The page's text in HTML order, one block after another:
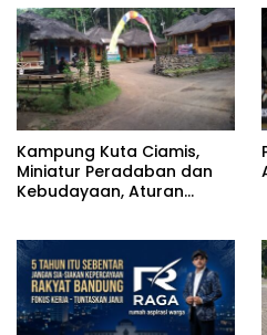
Kampung Kuta Ciamis,
Miniatur Peradaban dan
Kebudayaan, Aturan